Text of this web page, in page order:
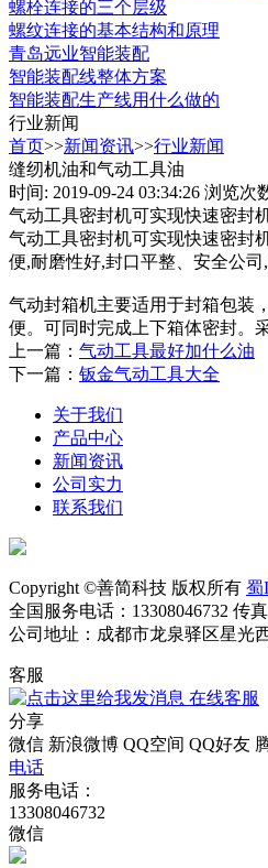
螺栓连接的三个层级
螺纹连接的基本结构和原理
青岛远业智能装配
智能装配线整体方案
智能装配生产线用什么做的
行业新闻
首页>>新闻资讯>>行业新闻
缝纫机油和气动工具油
时间: 2019-09-24 03:34:26 浏览次
气动工具密封机可实现快速密封
气动工具密封机可实现快速密封
便,耐磨性好,封口平整、安全公
气动封箱机主要适用于封箱包装
便。可同时完成上下箱体密封。
上一篇： 气动工具最好加什么油
下一篇： 钣金气动工具大全
关于我们
产品中心
新闻资讯
公司实力
联系我们
Copyright ©善简科技 版权所有 蜀
全国服务电话：13308046732 传真
公司地址：成都市龙泉驿区星光
客服
在线客服
分享
微信 新浪微博 QQ空间 QQ好友
电话
服务电话：
13308046732
微信